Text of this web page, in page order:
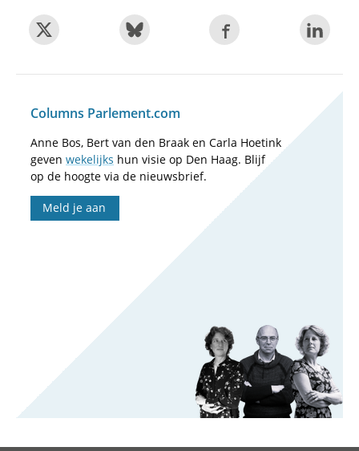
Columns Parlement.com
Anne Bos, Bert van den Braak en Carla Hoetink
geven wekelijks hun visie op Den Haag. Blijf
op de hoogte via de nieuwsbrief.
Meld je aan